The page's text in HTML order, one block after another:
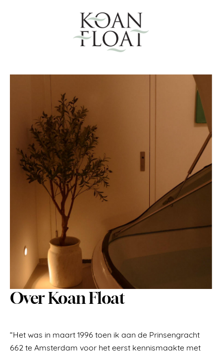
Over Koan Float
“Het was in maart 1996 toen ik aan de Prinsengracht
662 te Amsterdam voor het eerst kennismaakte met